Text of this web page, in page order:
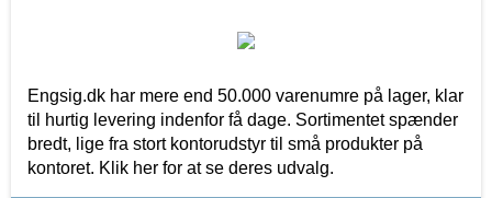
Engsig.dk har mere end 50.000 varenumre på lager, klar
til hurtig levering indenfor få dage. Sortimentet spænder
bredt, lige fra stort kontorudstyr til små produkter på
kontoret. Klik her for at se deres udvalg.